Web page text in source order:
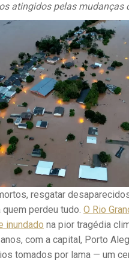
atingidos pelas mudanças
resgatar
quem perdeu tudo. O Rio
inundado na pior tragédia
com a capital, Porto
tomados por lama — um